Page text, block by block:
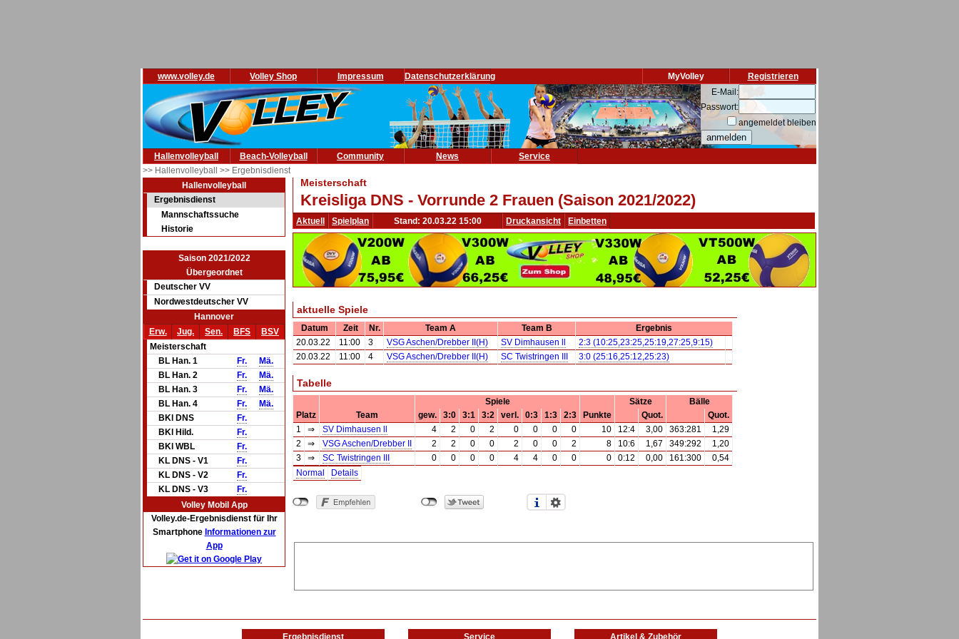
www.volley.de Volley Shop Impressum Datenschutzerklärung Registrieren
MyVolley
E-Mail:
Passwort:
angemeldet bleiben
Hallenvolleyball Beach-Volleyball Community News
Service
>> Hallenvolleyball >> Ergebnisdienst
Hallenvolleyball
Ergebnisdienst
Mannschaftssuche
Historie
Saison 2021/2022
Übergeordnet
Deutscher VV
Nordwestdeutscher VV
Hannover
Erw.
Jug. Sen. BFS
BSV
Meisterschaft
BL Han. 1
Fr.
Mä.
BL Han. 2
Fr.
Mä.
BL Han. 3
Fr.
Mä.
BL Han. 4
Fr.
Mä.
BKl DNS
Fr.
BKl Hild.
Fr.
BKl WBL
Fr.
KL DNS - V1
Fr.
KL DNS - V2
Fr.
KL DNS - V3
Fr.
Volley Mobil App
Volley.de-Ergebnisdienst für Ihr
Smartphone Informationen zur
App
Meisterschaft
Kreisliga DNS - Vorrunde 2 Frauen (Saison 2021/2022)
Aktuell Spielplan Stand: 20.03.22 15:00 Druckansicht Einbetten
aktuelle Spiele
Datum Zeit Nr. Team A Team B
Ergebnis
20.03.22
11:00 3 VSG Aschen/Drebber II(H) SV Dimhausen ll
2:3 (10:25,23:25,25:19,27:25,9:15)
20.03.22
11:00 4 VSG Aschen/Drebber II(H) SC Twistringen III 3:0 (25:16,25:12,25:23)
Tabelle
Spiele Sätze
Bälle
Platz
Team gew. 3:0 3:1 3:2 verl. 0:3 1:3 2:3 Punkte Quot.
Quot.
1
⇒ SV Dimhausen ll 4 2 0 2 0 0 0 0 10 12:4 3,00 363:281
1,29
2
⇒ VSG Aschen/Drebber II 2 2 0 0 2 0 0 2 8 10:6 1,67 349:292
1,20
3
⇒ SC Twistringen III 0 0 0 0 4 4 0 0 0 0:12 0,00 161:300
0,54
Normal
Details
Ergebnisdienst Service Artikel & Zubehör